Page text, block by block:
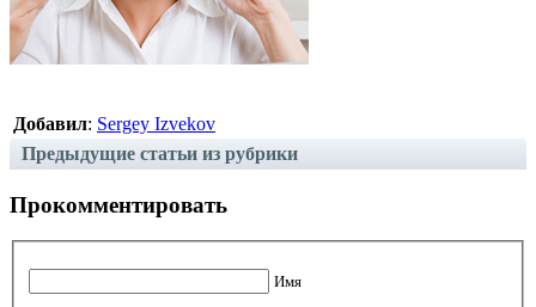
Добавил: Sergey Izvekov
Предыдущие статьи из рубрики
Прокомментировать
Имя